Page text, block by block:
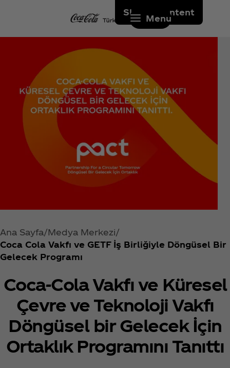
Skip to content
Menu
Ana Sayfa Medya Merkezi
Coca Cola Vakfı ve GETF İş Birliğiyle Döngüsel Bir
Gelecek Programı
Coca‑Cola Vakfı ve Küresel
Çevre ve Teknoloji Vakfı
Döngüsel bir Gelecek İçin
Ortaklık Programını Tanıttı